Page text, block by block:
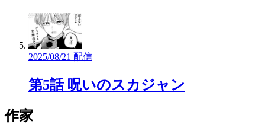
2025/08/21 配信
第5話 呪いのスカジャン
作家